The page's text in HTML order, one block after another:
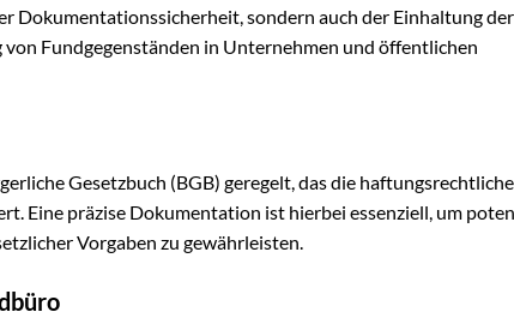
Dokumentationssicherheit, sondern auch der Einhaltung der
Fundgegenständen in Unternehmen und öffentlichen
Gesetzbuch (BGB) geregelt, das die
Eine präzise Dokumentation ist hierbei essenziell, um
Vorgaben zu gewährleisten.